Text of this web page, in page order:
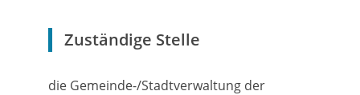
Zuständige Stelle
die Gemeinde-/Stadtverwaltung der